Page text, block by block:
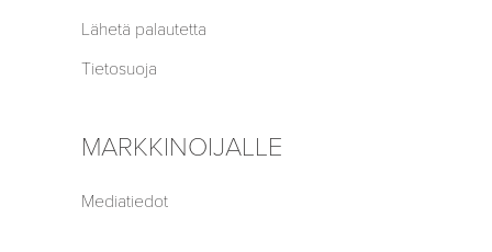
Lähetä palautetta
Tietosuoja
MARKKINOIJALLE
Mediatiedot